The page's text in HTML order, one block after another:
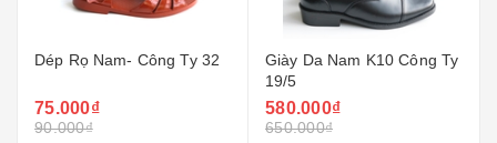
Dép Rọ Nam- Công Ty 32
75.000₫
90.000₫
Giày Da Nam K10 Công Ty
19/5
580.000₫
650.000₫